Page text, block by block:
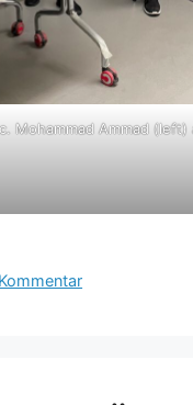
Mohammad Ammad